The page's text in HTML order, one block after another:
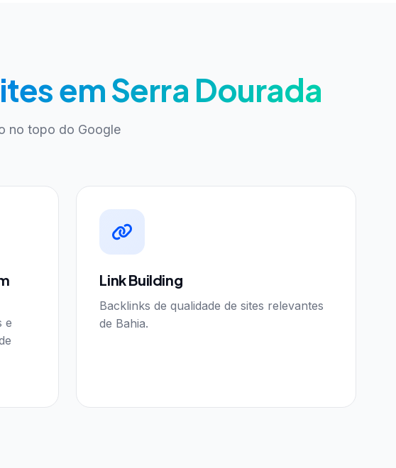
em Serra Dourada
no topo do Google
e
Link Building
Backlinks de qualidade de sites relevantes
de Bahia.